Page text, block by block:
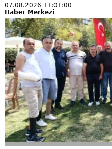
07.08.2026 11:01:00
Haber Merkezi